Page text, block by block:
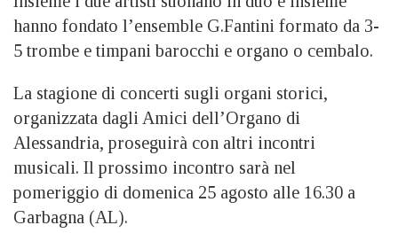
hanno fondato l’ensemble G.Fantini formato da 3-
5 trombe e timpani barocchi e organo o cembalo.
La stagione di concerti sugli organi storici,
organizzata dagli Amici dell’Organo di
Alessandria, proseguirà con altri incontri
musicali. Il prossimo incontro sarà nel
pomeriggio di domenica 25 agosto alle 16.30 a
Garbagna (AL).